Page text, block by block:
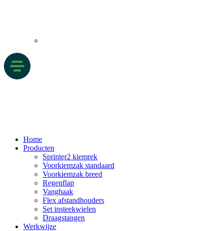
Home
Producten
Sprinter2 kiemrek
Voorkiemzak standaard
Voorkiemzak breed
Regenflap
Vanghaak
Flex afstandhouders
Set insteekwielen
Draagstangen
Werkwijze